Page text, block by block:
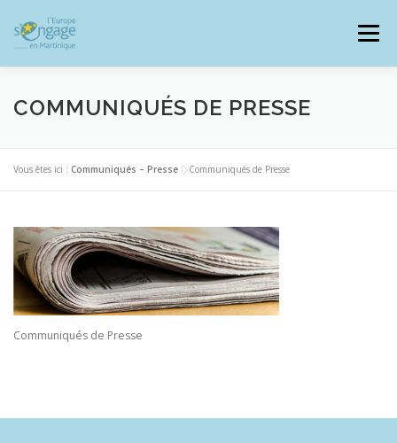
contenu
Menu
PROGRAMMES J’AI UN PROJET
JE SUIS BÉNÉFICIAIRE
RESSOURCES DOCUMENTAIRES ZOOM EUROPE
COMMUNIQUÉS DE PRESSE
Vous êtes ici : Communiqués – Presse >Communiqués de Presse
Communiqués de Presse